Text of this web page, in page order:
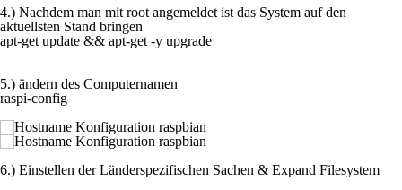
4.) Nachdem man mit root angemeldet ist das System auf den
aktuellsten Stand bringen
apt-get update && apt-get -y upgrade
5.) ändern des Computernamen
raspi-config
6.) Einstellen der Länderspezifischen Sachen & Expand Filesystem